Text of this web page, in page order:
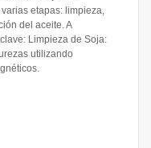
etapas: limpieza,
del aceite. A
Limpieza de Soja:
utilizando